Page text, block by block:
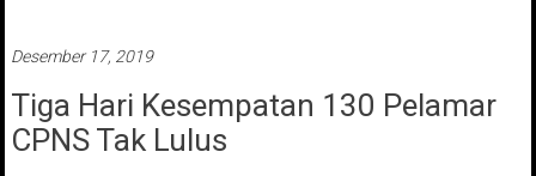
Desember 17, 2019
Tiga Hari Kesempatan 130 Pelamar
CPNS Tak Lulus